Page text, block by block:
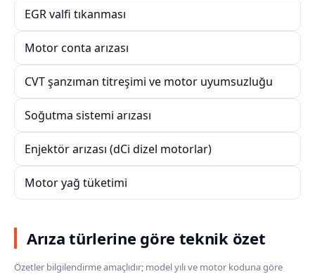
EGR valfi tıkanması
Motor conta arızası
CVT şanzıman titreşimi ve motor uyumsuzluğu
Soğutma sistemi arızası
Enjektör arızası (dCi dizel motorlar)
Motor yağ tüketimi
Arıza türlerine göre teknik özet
Özetler bilgilendirme amaçlıdır; model yılı ve motor koduna göre